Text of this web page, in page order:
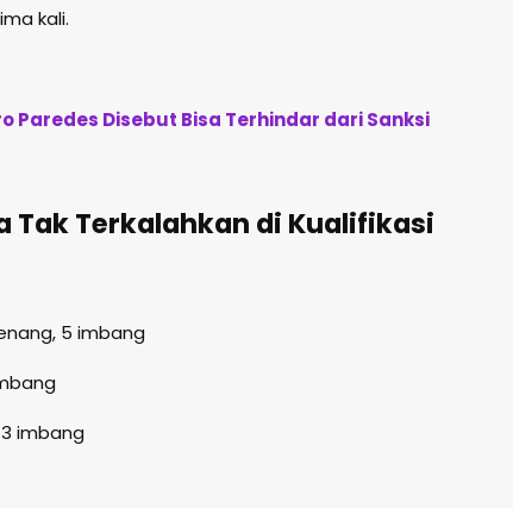
kali.
Paredes Disebut Bisa Terhindar dari Sanksi
Tak Terkalahkan di Kualifikasi
5 imbang
imbang